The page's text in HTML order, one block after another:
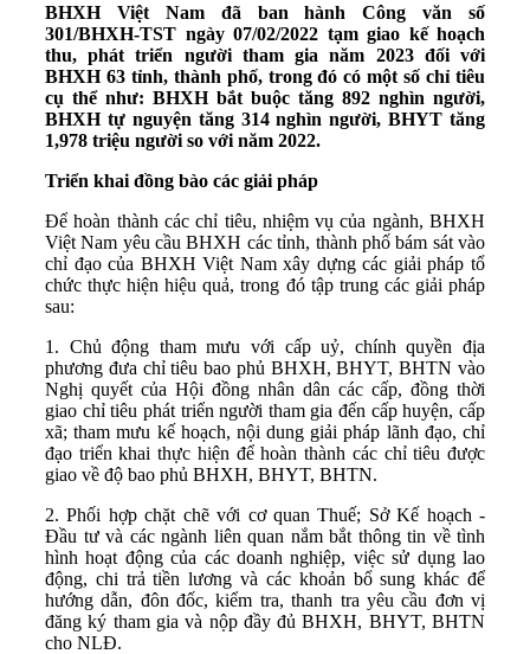
BHXH Việt Nam đã ban hành Công văn số
301/BHXH-TST ngày 07/02/2022 tạm giao kế hoạch
thu, phát triển người tham gia năm 2023 đối với
BHXH 63 tỉnh, thành phố, trong đó có một số chỉ tiêu
cụ thể như: BHXH bắt buộc tăng 892 nghìn người,
BHXH tự nguyện tăng 314 nghìn người, BHYT tăng
1,978 triệu người so với năm 2022.
Triển khai đồng bào các giải pháp
Để hoàn thành các chỉ tiêu, nhiệm vụ của ngành, BHXH
Việt Nam yêu cầu BHXH các tỉnh, thành phố bám sát vào
chỉ đạo của BHXH Việt Nam xây dựng các giải pháp tổ
chức thực hiện hiệu quả, trong đó tập trung các giải pháp
sau:
1. Chủ động tham mưu với cấp uỷ, chính quyền địa
phương đưa chỉ tiêu bao phủ BHXH, BHYT, BHTN vào
Nghị quyết của Hội đồng nhân dân các cấp, đồng thời
giao chỉ tiêu phát triển người tham gia đến cấp huyện, cấp
xã; tham mưu kế hoạch, nội dung giải pháp lãnh đạo, chỉ
đạo triển khai thực hiện để hoàn thành các chỉ tiêu được
giao về độ bao phủ BHXH, BHYT, BHTN.
2. Phối hợp chặt chẽ với cơ quan Thuế; Sở Kế hoạch -
Đầu tư và các ngành liên quan nắm bắt thông tin về tình
hình hoạt động của các doanh nghiệp, việc sử dụng lao
động, chi trả tiền lương và các khoản bổ sung khác để
hướng dẫn, đôn đốc, kiểm tra, thanh tra yêu cầu đơn vị
đăng ký tham gia và nộp đầy đủ BHXH, BHYT, BHTN
cho NLĐ.